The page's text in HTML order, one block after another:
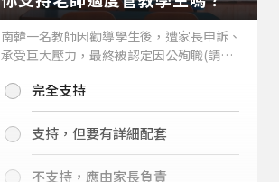
南韓一名教師因勸導學生後，遭家長申訴、
承受巨大壓力，最終被認定因公殉職(請見
你支持老師適度管教學生嗎？
完全支持
支持，但要有詳細配套
不支持，應由家長負責